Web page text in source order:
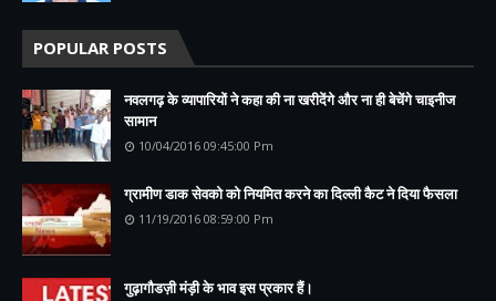
POPULAR POSTS
नवलगढ़ के व्यापारियों ने कहा की ना खरीदेंगे और ना ही बेचेंगे चाइनीज
सामान
10/04/2016 09:45:00 Pm
ग्रामीण डाक सेवको को नियमित करने का दिल्ली कैट ने दिया फैसला
11/19/2016 08:59:00 Pm
गुढ़ागौडज़ी मंड़ी के भाव इस प्रकार हैं।